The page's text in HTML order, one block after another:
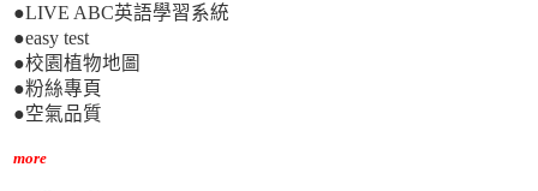
●LIVE ABC英語學習系統
●easy test
●校園植物地圖
●粉絲專頁
●空氣品質
more